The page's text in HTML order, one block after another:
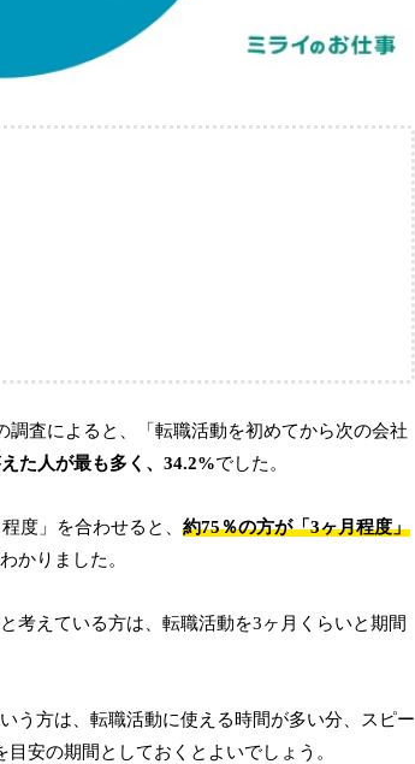
査によると、「転職活動を初めてから次の会社
た人が最も多く、34.2%でした。
度」を合わせると、 約75％の方が「3ヶ月程度」
かりました。
考えている方は、転職活動を3ヶ月くらいと期間
う方は、転職活動に使える時間が多い分、スピー
安の期間としておくとよいでしょう。